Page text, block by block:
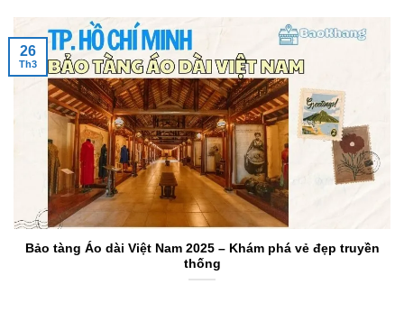
Bảo tàng Áo dài Việt Nam 2025 – Khám phá vẻ đẹp truyền
thống
26
Th3